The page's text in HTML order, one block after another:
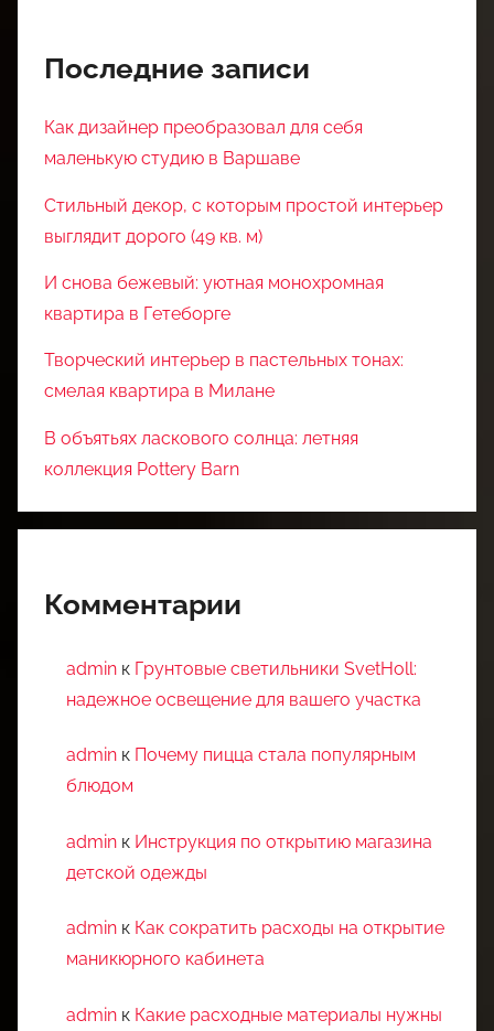
Последние записи
Как дизайнер преобразовал для себя
маленькую студию в Варшаве
Стильный декор, с которым простой интерьер
выглядит дорого (49 кв. м)
И снова бежевый: уютная монохромная
квартира в Гетеборге
Творческий интерьер в пастельных тонах:
смелая квартира в Милане
В объятьях ласкового солнца: летняя
коллекция Pottery Barn
Комментарии
admin к Грунтовые светильники SvetHoll:
надежное освещение для вашего участка
admin к Почему пицца стала популярным
блюдом
admin к Инструкция по открытию магазина
детской одежды
admin к Как сократить расходы на открытие
маникюрного кабинета
admin к Какие расходные материалы нужны